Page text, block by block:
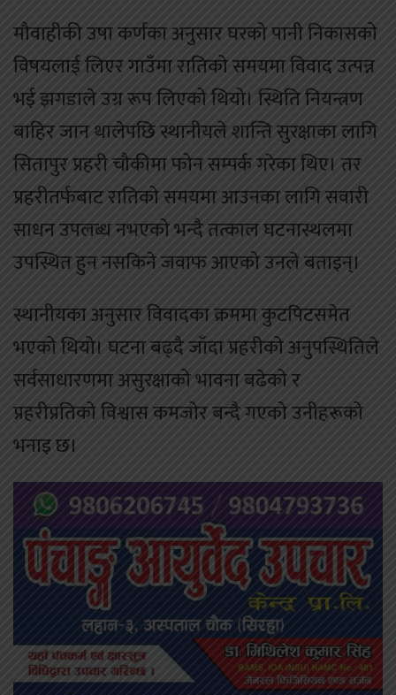
मौवाहीकी उषा कर्णका अनुसार घरको पानी निकासको
विषयलाई लिएर गाउँमा रातिको समयमा विवाद उत्पन्न
भई झगडाले उग्र रूप लिएको थियो। स्थिति नियन्त्रण
बाहिर जान थालेपछि स्थानीयले शान्ति सुरक्षाका लागि
सितापुर प्रहरी चौकीमा फोन सम्पर्क गरेका थिए। तर
प्रहरीतर्फबाट रातिको समयमा आउनका लागि सवारी
साधन उपलब्ध नभएको भन्दै तत्काल घटनास्थलमा
उपस्थित हुन नसकिने जवाफ आएको उनले बताइन्।
स्थानीयका अनुसार विवादका क्रममा कुटपिटसमेत
भएको थियो। घटना बढ्दै जाँदा प्रहरीको अनुपस्थितिले
सर्वसाधारणमा असुरक्षाको भावना बढेको र
प्रहरीप्रतिको विश्वास कमजोर बन्दै गएको उनीहरूको
भनाइ छ।